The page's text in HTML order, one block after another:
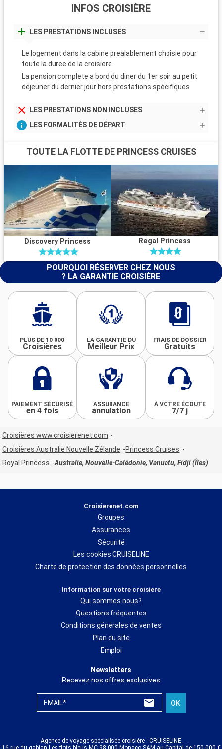
INFOS CROISIÈRE
LES PRESTATIONS INCLUSES
Le logement dans la cabine prealablement choisie pour
toute la duree de la croisiere
La pension complete a bord du diner du 1er soir au petit
dejeuner du dernier jour hors prestations spécifiques
LES PRESTATIONS NON INCLUSES
LES FORMALITÉS DE DÉPART
TOUTE LA FLOTTE DE PRINCESS CRUISES
Discovery Princess Regal Princess
POURQUOI RÉSERVER CHEZ NOUS
? LA GARANTIE CROISIÈRE
PLUS DE 10 000
Croisières
LA GARANTIE DU
Meilleur Prix
FRAIS DE DOSSIER
Gratuits
PAIEMENT SÉCURISÉ
en 4 fois
ASSURANCE
annulation
À VOTRE ÉCOUTE
7/7 j
Croisières www.croisierenet.com
Croisières Australie Nouvelle Zélande
Princess Cruises
Royal Princess
Australie, Nouvelle-Calédonie, Vanuatu, Fidji (Îles)
Croisierenet.com
Groupes
Assurances
Sécurité
Les cookies CRUISELINE
Charte de protection des données personnelles
Information sur votre croisiere
Qui sommes nous?
Questions fréquentes
Conditions générales de ventes
Plan du site
Emploi
Newsletters
Recevez nos offres exclusives
EMAIL* OK
Agence de voyage spécialisée croisière - CRUISELINE
16 rue du gabian Les flots bleus MC 98 000 Monaco SAM au Capital de 150 000 €